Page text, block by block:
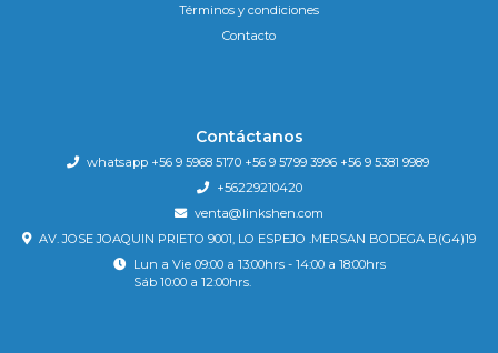
Términos y condiciones
Contacto
Contáctanos
whatsapp +56 9 5968 5170 +56 9 5799 3996 +56 9 5381 9989
+56229210420
venta@linkshen.com
AV. JOSE JOAQUIN PRIETO 9001, LO ESPEJO .MERSAN BODEGA B(G4)19
Lun a Vie 09:00 a 13:00hrs - 14:00 a 18:00hrs
Sáb 10:00 a 12:00hrs.